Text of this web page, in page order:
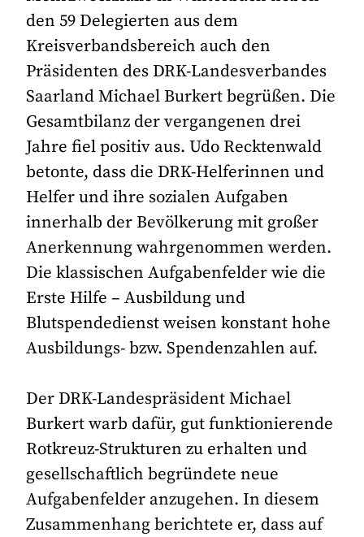
den 59 Delegierten aus dem
Kreisverbandsbereich auch den
Präsidenten des DRK-Landesverbandes
Saarland Michael Burkert begrüßen. Die
Gesamtbilanz der vergangenen drei
Jahre fiel positiv aus. Udo Recktenwald
betonte, dass die DRK-Helferinnen und
Helfer und ihre sozialen Aufgaben
innerhalb der Bevölkerung mit großer
Anerkennung wahrgenommen werden.
Die klassischen Aufgabenfelder wie die
Erste Hilfe – Ausbildung und
Blutspendedienst weisen konstant hohe
Ausbildungs- bzw. Spendenzahlen auf.
Der DRK-Landespräsident Michael
Burkert warb dafür, gut funktionierende
Rotkreuz-Strukturen zu erhalten und
gesellschaftlich begründete neue
Aufgabenfelder anzugehen. In diesem
Zusammenhang berichtete er, dass auf